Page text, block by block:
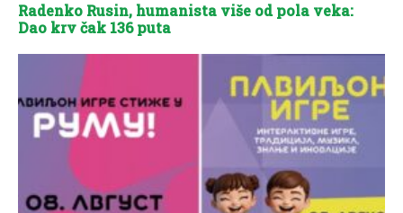
Radenko Rusin, humanista više od pola veka:
Dao krv čak 136 puta